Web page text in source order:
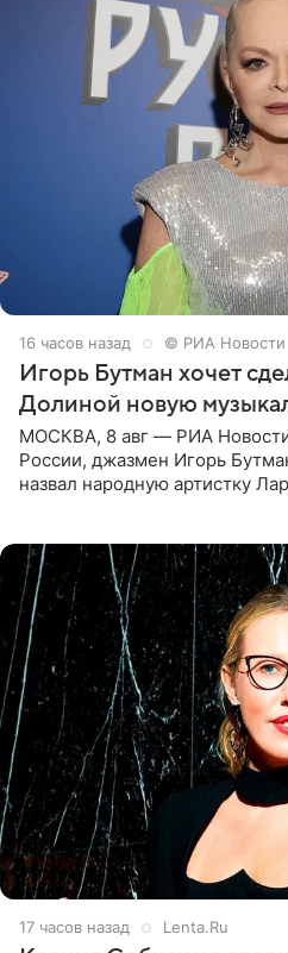
16 часов назад © РИА Новости
Игорь Бутман хочет
Долиной новую
МОСКВА, 8 авг — РИА
России, джазмен Игорь
назвал народную артистку
17 часов назад Lenta.Ru